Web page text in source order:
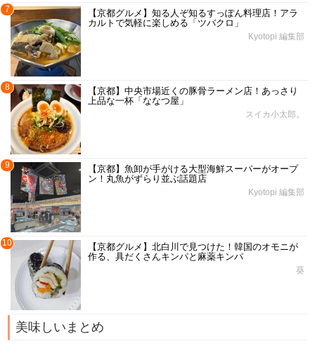
7
【京都グルメ】知る人ぞ知るすっぽん料理店！アラ
カルトで気軽に楽しめる「ツバクロ」
Kyotopi 編集部
8
【京都】中央市場近くの豚骨ラーメン店！あっさり
上品な一杯「ななつ屋」
スイカ小太郎。
9
【京都】魚卸が手がける大型海鮮スーパーがオープ
ン！丸魚がずらり並ぶ話題店
Kyotopi 編集部
10
【京都グルメ】北白川で見つけた！韓国のオモニが
作る、具だくさんキンパと麻薬キンパ
葵
美味しいまとめ